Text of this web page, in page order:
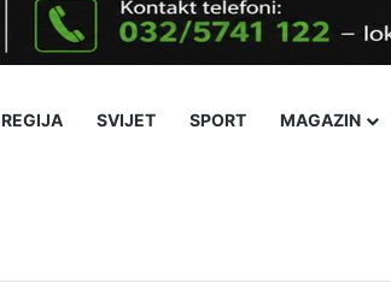
REGIJA SVIJET SPORT MAGAZIN